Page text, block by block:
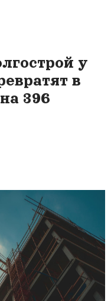
у
в
396